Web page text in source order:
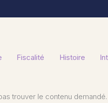
Fiscalité Histoire
trouver le contenu